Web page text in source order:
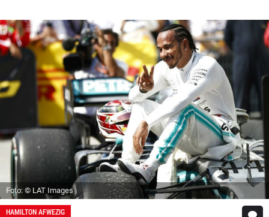
Foto: © LAT Images
HAMILTON AFWEZIG